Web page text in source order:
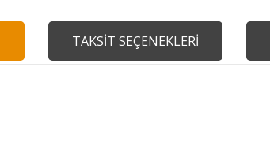
TAKSİT SEÇENEKLERİ